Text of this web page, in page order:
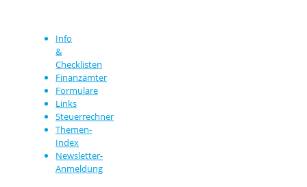
Info
&
Checklisten
Finanzämter
Formulare
Links
Steuerrechner
Themen-
Index
Newsletter-
Anmeldung